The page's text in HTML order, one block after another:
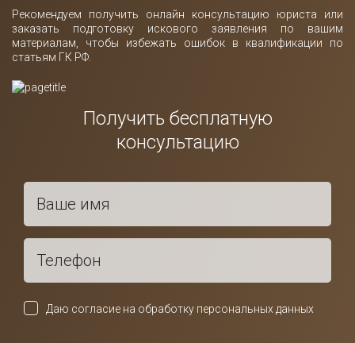
Рекомендуем получить онлайн консультацию юриста или
заказать подготовку искового заявления по вашим
материалам, чтобы избежать ошибок в квалификации по
статьям ГК РФ.
Получить бесплатную
консультацию
Даю согласие на обработку персональных данных